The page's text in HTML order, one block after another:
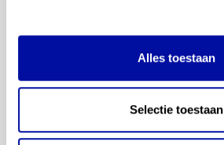
Alles toestaan
Selectie toestaan
Rekenen en wiskunde
Bewegen en sport
Kunst en cultuur